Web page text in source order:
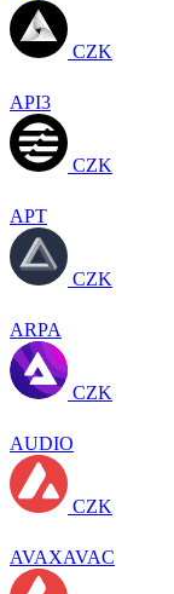
CZK
API3
CZK
APT
CZK
ARPA
CZK
AUDIO
CZK
AVAXAVAC